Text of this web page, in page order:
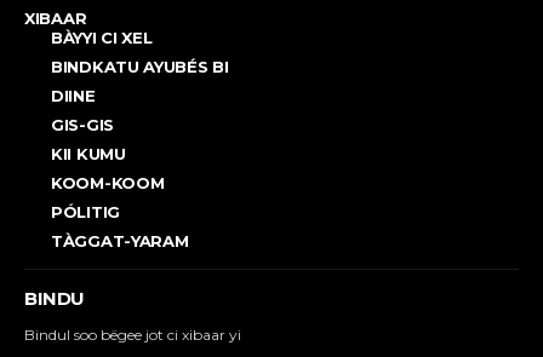
XIBAAR
BÀYYI CI XEL
BINDKATU AYUBÉS BI
DIINE
GIS-GIS
KII KUMU
KOOM-KOOM
PÓLITIG
TÀGGAT-YARAM
BINDU
Bindul soo bëgee jot ci xibaar yi